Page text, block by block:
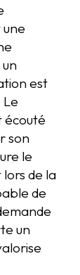
est
Le
écouté
son
le
de la
de
un